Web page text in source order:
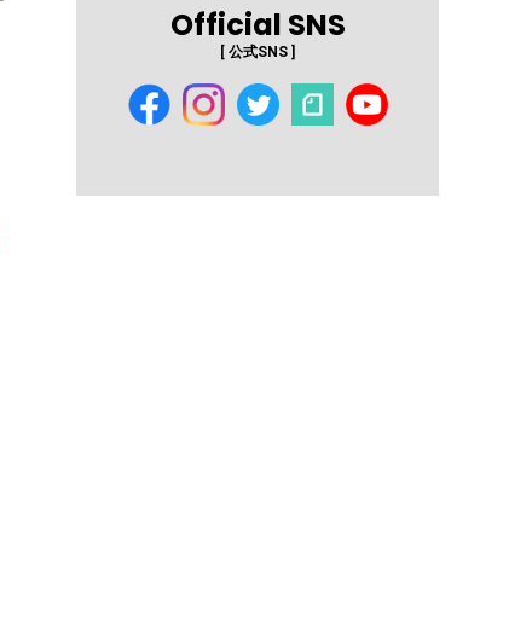
Official SNS
[ 公式SNS ]